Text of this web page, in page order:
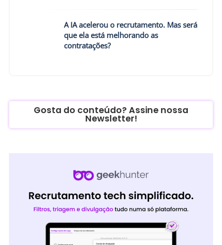
A IA acelerou o recrutamento. Mas será
que ela está melhorando as
contratações?
Gosta do conteúdo? Assine nossa
Newsletter!